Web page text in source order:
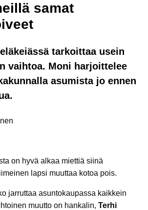
samat
tarkoittaa usein
vaihtoa. Moni harjoittelee
asumista jo ennen
on hyvä alkaa miettiä siinä
lapsi muuttaa kotoa pois.
jarruttaa asuntokaupassa kaikkein
muutto on hankalin, Terhi